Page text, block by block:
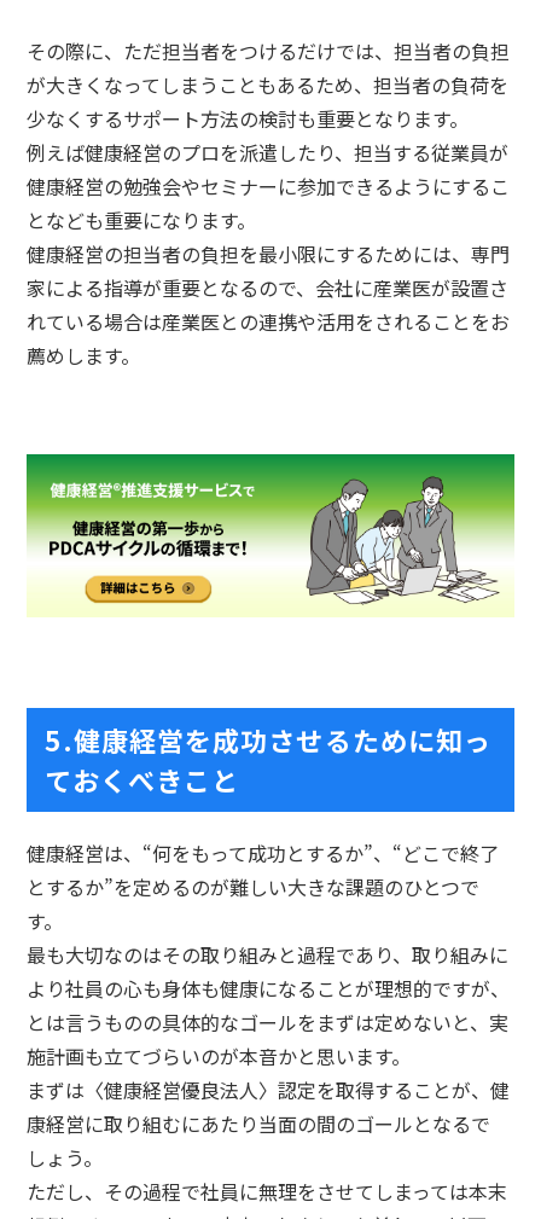
その際に、ただ担当者をつけるだけでは、担当者の負担
が大きくなってしまうこともあるため、担当者の負荷を
少なくするサポート方法の検討も重要となります。
例えば健康経営のプロを派遣したり、担当する従業員が
健康経営の勉強会やセミナーに参加できるようにするこ
となども重要になります。
健康経営の担当者の負担を最小限にするためには、専門
家による指導が重要となるので、会社に産業医が設置さ
れている場合は産業医との連携や活用をされることをお
薦めします。
5.健康経営を成功させるために知っ
ておくべきこと
健康経営は、“何をもって成功とするか”、“どこで終了
とするか”を定めるのが難しい大きな課題のひとつで
す。
最も大切なのはその取り組みと過程であり、取り組みに
より社員の心も身体も健康になることが理想的ですが、
とは言うものの具体的なゴールをまずは定めないと、実
施計画も立てづらいのが本音かと思います。
まずは〈健康経営優良法人〉認定を取得することが、健
康経営に取り組むにあたり当面の間のゴールとなるで
しょう。
ただし、その過程で社員に無理をさせてしまっては本末